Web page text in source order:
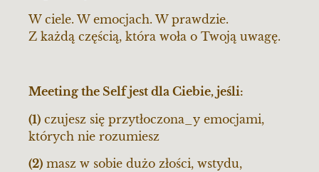
W ciele. W emocjach. W prawdzie.
Z każdą częścią, która woła o Twoją uwagę.
Meeting the Self jest dla Ciebie, jeśli:
(1) czujesz się przytłoczona_y emocjami,
których nie rozumiesz
(2) masz w sobie dużo złości, wstydu,